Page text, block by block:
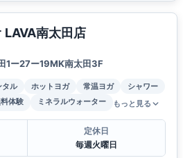
LAVA南太田店
1ー27ー19MK南太田3F
タル ホットヨガ 常温ヨガ
シャワー
体験 ミネラルウォーター もっと見る
定休日
毎週火曜日